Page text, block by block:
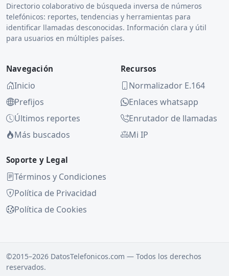
Directorio colaborativo de búsqueda inversa de números
telefónicos: reportes, tendencias y herramientas para
identificar llamadas desconocidas. Información clara y útil
para usuarios en múltiples países.
Navegación
Inicio
Prefijos
Últimos reportes
Más buscados
Recursos
Normalizador E.164
Enlaces whatsapp
Enrutador de llamadas
Mi IP
Soporte y Legal
Términos y Condiciones
Política de Privacidad
Política de Cookies
©2015–2026 DatosTelefonicos.com — Todos los derechos
reservados.